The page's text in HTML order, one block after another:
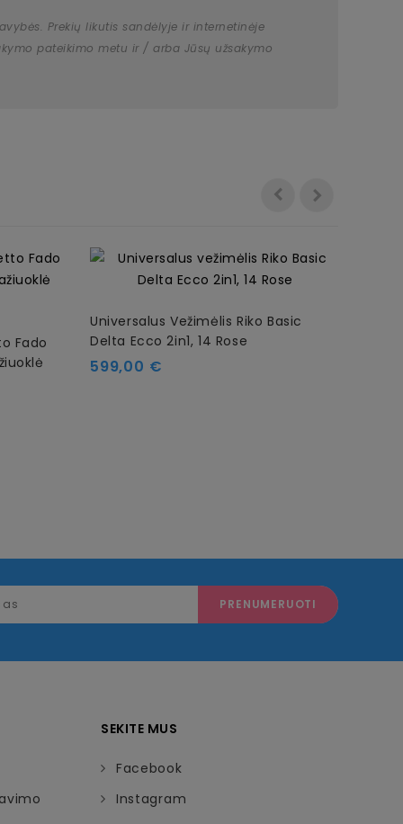
Prekių likutis sandėlyje ir internetinėje
pateikimo metu ir / arba Jūsų užsakymo
Fado
Universalus Vežimėlis Riko Basic
Delta Ecco 2in1, 14 Rose
Kaina
599,00 €
SEKITE MUS
Facebook
Instagram